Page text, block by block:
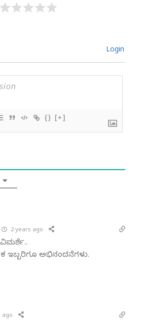
Login
{} [+]
2 years ago
ವಿಮರ್ಶೆ..
ಇಬ್ಬರಿಗೂ ಅಭಿನಂದನೆಗಳು.
ago